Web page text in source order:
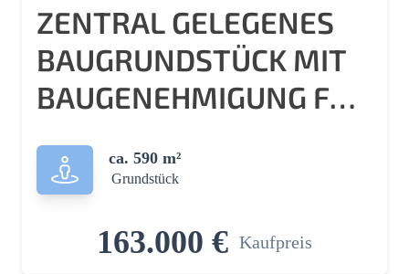
ZENTRAL GELEGENES
BAUGRUNDSTÜCK MIT
BAUGENEHMIGUNG FÜR
INVESTOREN!
ca. 590 m²
Grundstück
163.000 € Kaufpreis